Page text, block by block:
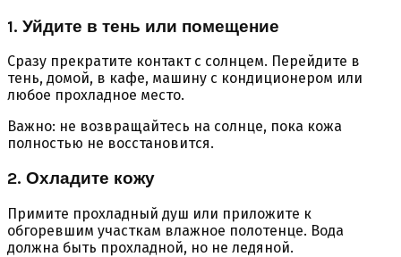
1. Уйдите в тень или помещение
Сразу прекратите контакт с солнцем. Перейдите в
тень, домой, в кафе, машину с кондиционером или
любое прохладное место.
Важно: не возвращайтесь на солнце, пока кожа
полностью не восстановится.
2. Охладите кожу
Примите прохладный душ или приложите к
обгоревшим участкам влажное полотенце. Вода
должна быть прохладной, но не ледяной.